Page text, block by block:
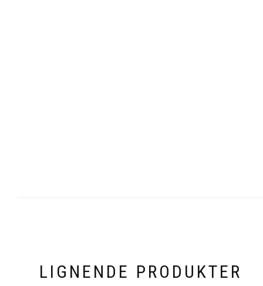
LIGNENDE PRODUKTER